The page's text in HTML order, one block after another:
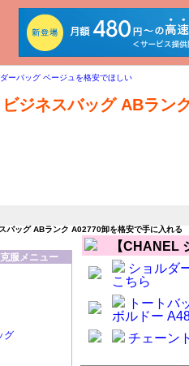
ーバッグ ベージュを格安でほしい
ジネスバッグ ABラン
バッグ ABランク A02770卸を格安で手に入れる
【CHANEL
ショルダ
こちら
トートバ
ボルドー
チェーン
服メニュー
グ